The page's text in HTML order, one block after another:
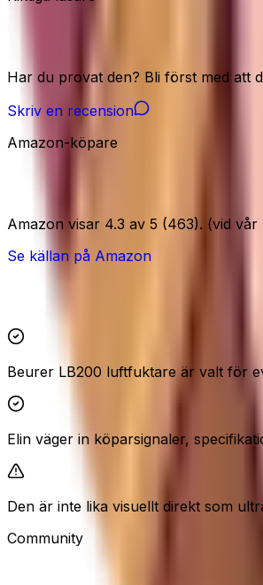
Har du provat den? Bli först med att
Skriv en recension
Amazon-köpare
Amazon-signaler
Amazon visar 4.3 av 5 (463). (vid
Se källan på Amazon
Beurer LB200 luftfuktare är valt för
Elin väger in köparsignaler,
Den är inte lika visuellt direkt som
Community
Recensioner från våra